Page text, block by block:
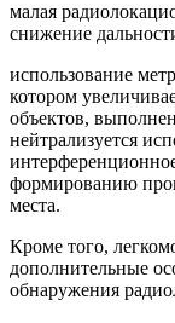
малая
снижение
использование
котором
объектов,
нейтрализуется
формированию
места.
Кроме того,
дополнительные
обнаружения